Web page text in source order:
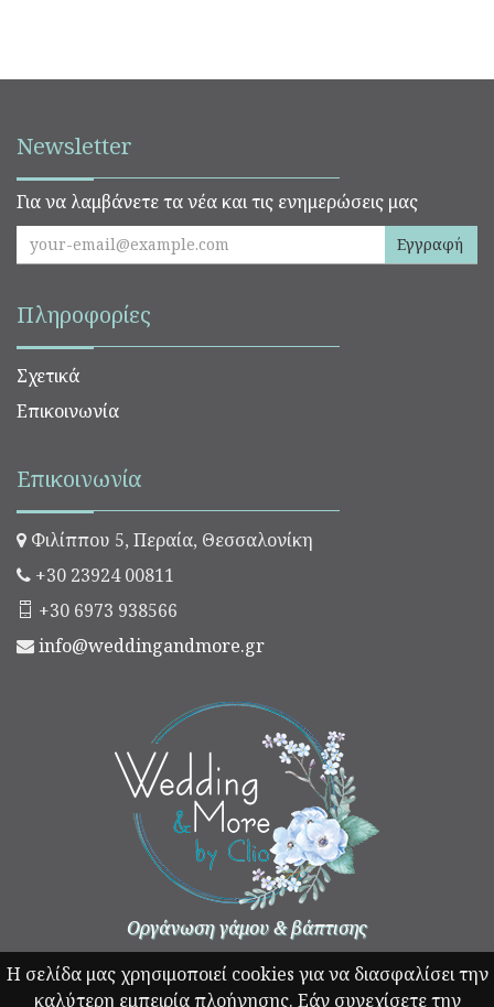
Η σελίδα μας χρησιμοποιεί cookies για να διασφαλίσει την
καλύτερη εμπειρία πλοήγησης. Εάν συνεχίσετε την
Newsletter
Για να λαμβάνετε τα νέα και τις ενημερώσεις μας
Εγγραφή
Πληροφορίες
Σχετικά
Επικοινωνία
Επικοινωνία
Φιλίππου 5, Περαία, Θεσσαλονίκη
+30 23924 00811
+30 6973 938566
info@weddingandmore.gr
Οργάνωση γάμου & βάπτισης